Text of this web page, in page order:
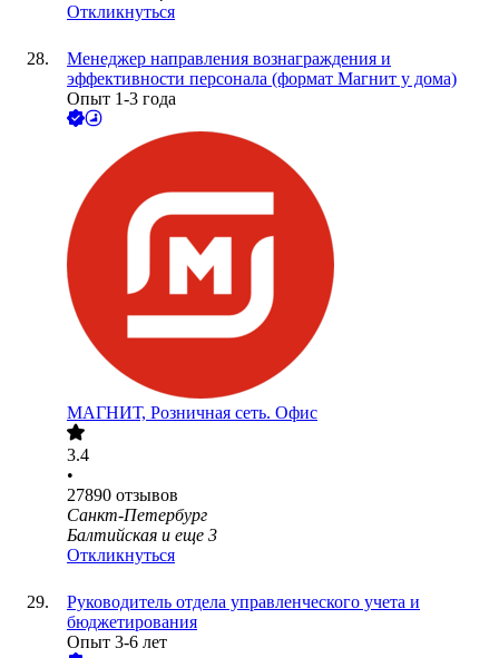
Откликнуться
Менеджер направления вознаграждения и
эффективности персонала (формат Магнит у дома)
Опыт 1-3 года
МАГНИТ, Розничная сеть. Офис
3.4
•
27890 отзывов
Санкт-Петербург
Балтийская и еще 3
Откликнуться
Руководитель отдела управленческого учета и
бюджетирования
Опыт 3-6 лет